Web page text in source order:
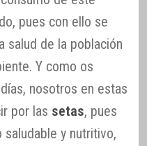
pues con ello se
salud de la población
Y como os
nosotros en estas
por las setas, pues
y nutritivo,